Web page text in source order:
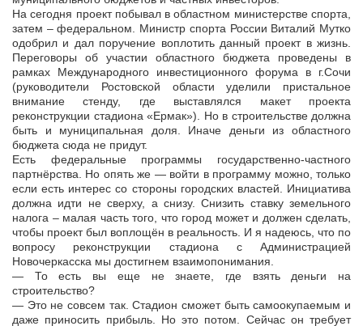
На сегодня проект побывал в областном министерстве спорта,
затем – федеральном. Министр спорта России Виталий Мутко
одобрил и дал поручение воплотить данный проект в жизнь.
Переговоры об участии областного бюджета проведены в
рамках Международного инвестиционного форума в г.Сочи
(руководители Ростовской области уделили пристальное
внимание стенду, где выставлялся макет проекта
реконструкции стадиона «Ермак»). Но в строительстве должна
быть и муниципальная доля. Иначе деньги из областного
бюджета сюда не придут.
Есть федеральные программы государственно-частного
партнёрства. Но опять же — войти в программу можно, только
если есть интерес со стороны городских властей. Инициатива
должна идти не сверху, а снизу. Снизить ставку земельного
налога – малая часть того, что город может и должен сделать,
чтобы проект был воплощён в реальность. И я надеюсь, что по
вопросу реконструкции стадиона с Администрацией
Новочеркасска мы достигнем взаимопонимания.
— То есть вы еще не знаете, где взять деньги на
строительство?
— Это не совсем так. Стадион сможет быть самоокупаемым и
даже приносить прибыль. Но это потом. Сейчас он требует